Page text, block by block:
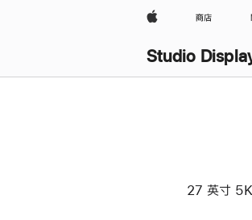
Apple 商店
Studio
27 英寸 5K